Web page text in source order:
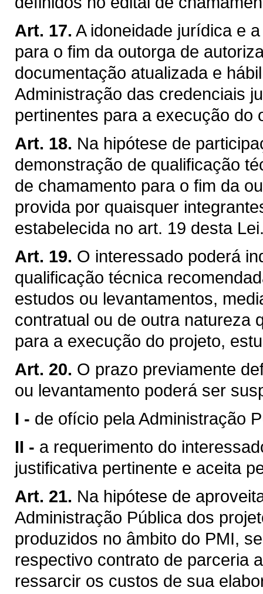
Art. 17. A idoneidade jurídica e
para o fim da outorga de
documentação atualizada e
Administração das credenciais
pertinentes para a execução do
Art. 18. Na hipótese de
demonstração de qualificação
de chamamento para o fim da
provida por quaisquer
estabelecida no art. 19 desta
Art. 19. O interessado poderá
qualificação técnica
estudos ou levantamentos,
contratual ou de outra natureza
para a execução do projeto,
Art. 20. O prazo previamente
ou levantamento poderá ser
I - de ofício pela Administração
II - a requerimento do
justificativa pertinente e aceita
Art. 21. Na hipótese de
Administração Pública dos
produzidos no âmbito do PMI,
respectivo contrato de parceria
ressarcir os custos de sua